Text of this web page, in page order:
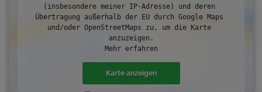
(insbesondere meiner IP-Adresse) und deren
Übertragung außerhalb der EU durch Google Maps
und/oder OpenStreetMaps zu, um die Karte
anzuzeigen.
Mehr erfahren
Karte anzeigen